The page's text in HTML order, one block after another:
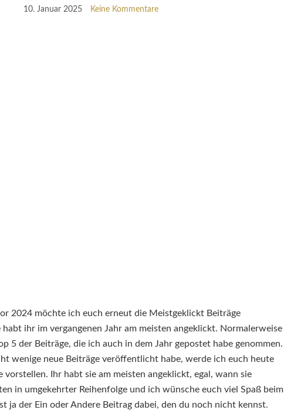
10. Januar 2025 Keine Kommentare
2024 möchte ich euch erneut die Meistgeklickt Beiträge
ihr im vergangenen Jahr am meisten angeklickt. Normalerweise
5 der Beiträge, die ich auch in dem Jahr gepostet habe genommen.
wenige neue Beiträge veröffentlicht habe, werde ich euch heute
vorstellen. Ihr habt sie am meisten angeklickt, egal, wann sie
in umgekehrter Reihenfolge und ich wünsche euch viel Spaß beim
ja der Ein oder Andere Beitrag dabei, den du noch nicht kennst.